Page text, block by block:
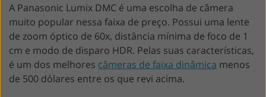
A Panasonic Lumix DMC é uma escolha de câmera
muito popular nessa faixa de preço. Possui uma lente
de zoom óptico de 60x, distância mínima de foco de 1
cm e modo de disparo HDR. Pelas suas características,
é um dos melhores câmeras de faixa dinâmica menos
de 500 dólares entre os que revi acima.